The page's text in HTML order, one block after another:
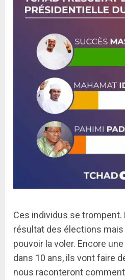
Ces individus se
résultat des élections
pouvoir la voler. Encore
dans 10 ans, ils vont faire
nous raconteront